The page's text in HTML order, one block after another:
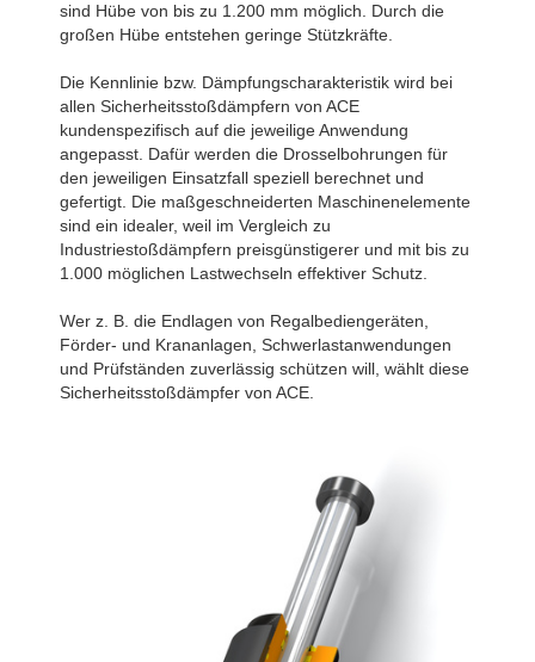
sind Hübe von bis zu 1.200 mm möglich. Durch die
großen Hübe entstehen geringe Stützkräfte.
Die Kennlinie bzw. Dämpfungscharakteristik wird bei
allen Sicherheitsstoßdämpfern von ACE
kundenspezifisch auf die jeweilige Anwendung
angepasst. Dafür werden die Drosselbohrungen für
den jeweiligen Einsatzfall speziell berechnet und
gefertigt. Die maßgeschneiderten Maschinenelemente
sind ein idealer, weil im Vergleich zu
Industriestoßdämpfern preisgünstigerer und mit bis zu
1.000 möglichen Lastwechseln effektiver Schutz.
Wer z. B. die Endlagen von Regalbediengeräten,
Förder- und Krananlagen, Schwerlastanwendungen
und Prüfständen zuverlässig schützen will, wählt diese
Sicherheitsstoßdämpfer von ACE.